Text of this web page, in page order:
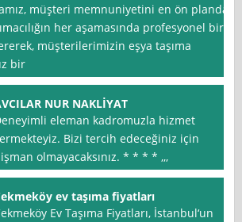
müşteri memnuniyetini en ön planda
her aşamasında profesyonel bir
müşterilerimizin eşya taşıma
bir
NUR NAKLİYAT
eleman kadromuzla hizmet
Bizi tercih edeceğiniz için
olmayacaksınız. * * * * ,,,
ev taşıma fiyatları
Ev Taşıma Fiyatları, İstanbul‘un